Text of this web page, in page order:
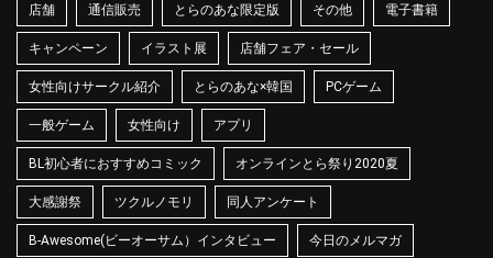
店舗 通信販売 とらのあな限定版 その他 電子書籍
キャンペーン イラスト展 店舗フェア・セール
女性向けサークル紹介 とらのあな×韓国 PCゲーム
一般ゲーム 女性向け アプリ
BL初心者におすすめコミック オンラインとら祭り2020夏
大感謝祭 ツクルノモリ 同人アンケート
B-Awesome(ビーオーサム）インタビュー 今日のメルマガ